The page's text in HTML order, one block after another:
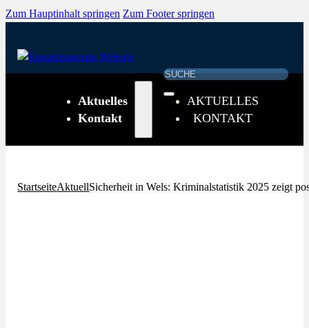
Zum Hauptinhalt springen Zum Footer springen
Suchen
Aktuelles
Kontakt
AKTUELLES
KONTAKT
StartseiteAktuellSicherheit in Wels: Kriminalstatistik 2025 zeigt